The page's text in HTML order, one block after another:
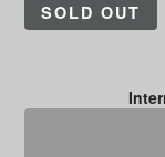
SOLD OUT